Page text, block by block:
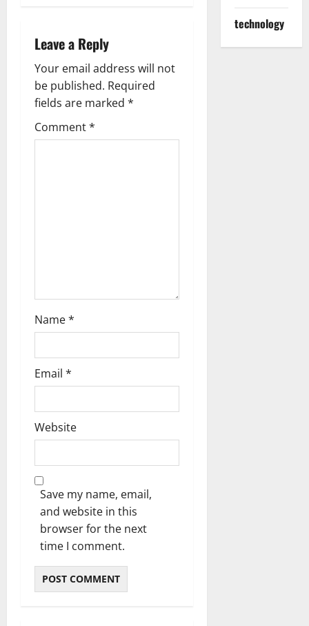
a
v
i
g
Leave a Reply
Your email address will not
be published. Required
fields are marked *
Comment*
Name*
Email *
Website
Save my name, email,
and website in this
browser for the next
time I comment.
technology